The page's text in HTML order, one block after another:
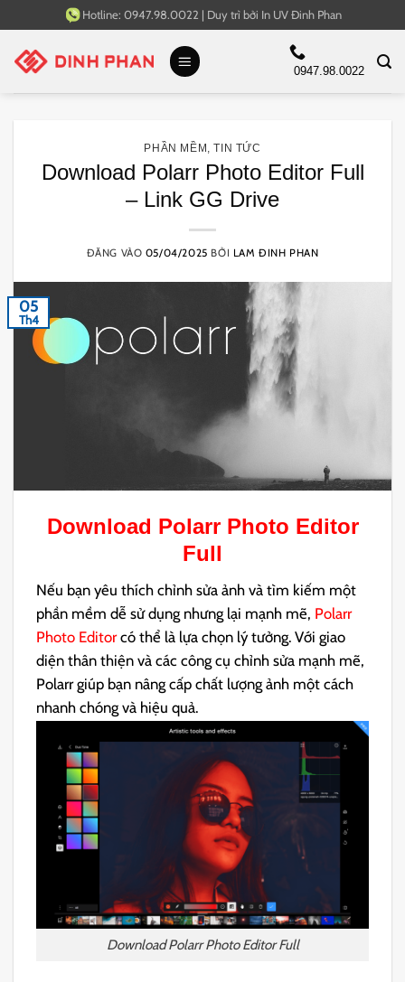
qua
nội
Hotline: 0947.98.0022 | Duy trì bởi In UV Đinh Phan
0947.98.0022
PHẦN MỀM ,TIN TỨC
Download Polarr Photo Editor Full
– Link GG Drive
ĐĂNG VÀO 05/04/2025 BỞI LAM ĐINH PHAN
05
Th4
Download
Polarr Photo Editor
Full
Nếu bạn yêu thích chỉnh sửa ảnh và tìm kiếm một
phần mềm dễ sử dụng nhưng lại mạnh mẽ, Polarr
Photo Editorcó thể là lựa chọn lý tưởng. Với giao
diện thân thiện và các công cụ chỉnh sửa mạnh mẽ,
Polarr giúp bạn nâng cấp chất lượng ảnh một cách
nhanh chóng và hiệu quả.
Download Polarr Photo Editor Full